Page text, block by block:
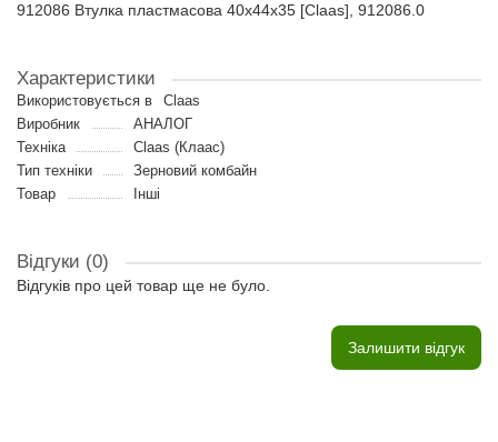
912086 Втулка пластмасова 40x44x35 [Claas], 912086.0
Характеристики
Використовується в
Claas
Виробник
АНАЛОГ
Техніка
Claas (Клаас)
Тип техніки
Зерновий комбайн
Товар
Інші
Відгуки (0)
Відгуків про цей товар ще не було.
Залишити відгук